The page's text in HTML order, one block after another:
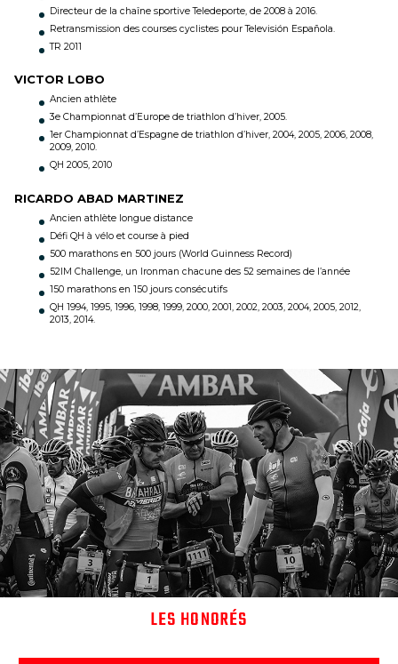
Directeur de la chaîne sportive Teledeporte, de 2008 à 2016.
Retransmission des courses cyclistes pour Televisión Española.
TR 2011
VICTOR LOBO
Ancien athlète
3e Championnat d’Europe de triathlon d’hiver, 2005.
1er Championnat d’Espagne de triathlon d’hiver, 2004, 2005, 2006, 2008,
2009, 2010.
QH 2005, 2010
RICARDO ABAD MARTINEZ
Ancien athlète longue distance
Défi QH à vélo et course à pied
500 marathons en 500 jours (World Guinness Record)
52IM Challenge, un Ironman chacune des 52 semaines de l’année
150 marathons en 150 jours consécutifs
QH 1994, 1995, 1996, 1998, 1999, 2000, 2001, 2002, 2003, 2004, 2005, 2012,
2013, 2014.
LES HONORÉS